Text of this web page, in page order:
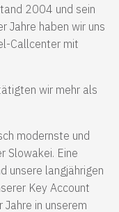
2004 und sein
Jahre haben wir uns
Callcenter mit
wir mehr als
modernste und
Slowakei. Eine
unsere langjährigen
Key Account
in unserem